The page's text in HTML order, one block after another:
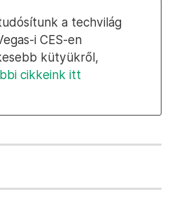
a techvilág
i CES-en
kütyükről,
cikkeink itt